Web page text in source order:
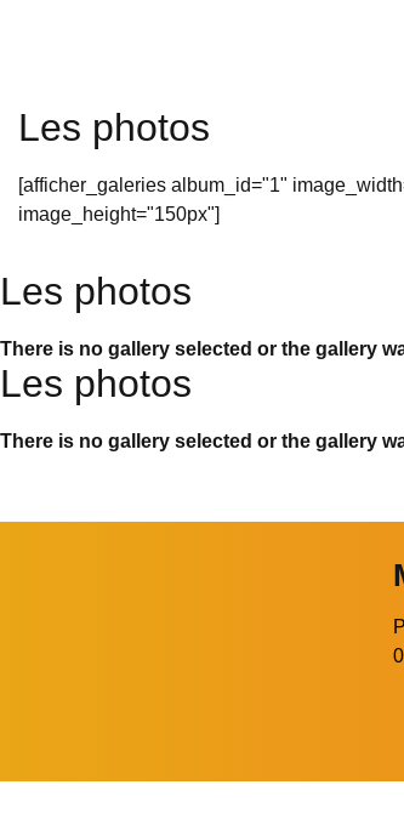
Les photos
[afficher_galeries album_id="1"
image_height="150px"]
Les photos
There is no gallery selected or the gallery
Les photos
There is no gallery selected or the gallery